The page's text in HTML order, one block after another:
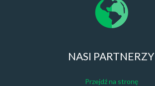
NASI PARTNERZY
Przejdź na stronę